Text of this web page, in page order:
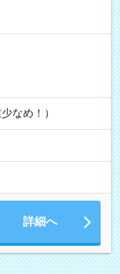
なめ！）
詳細へ